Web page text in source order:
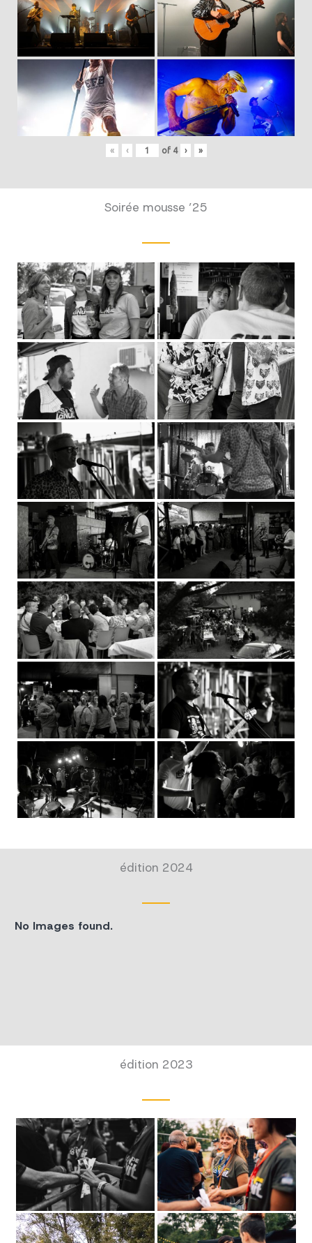
« ‹ of 4 › »
Soirée mousse ’25
édition 2024
No Images found.
édition 2023